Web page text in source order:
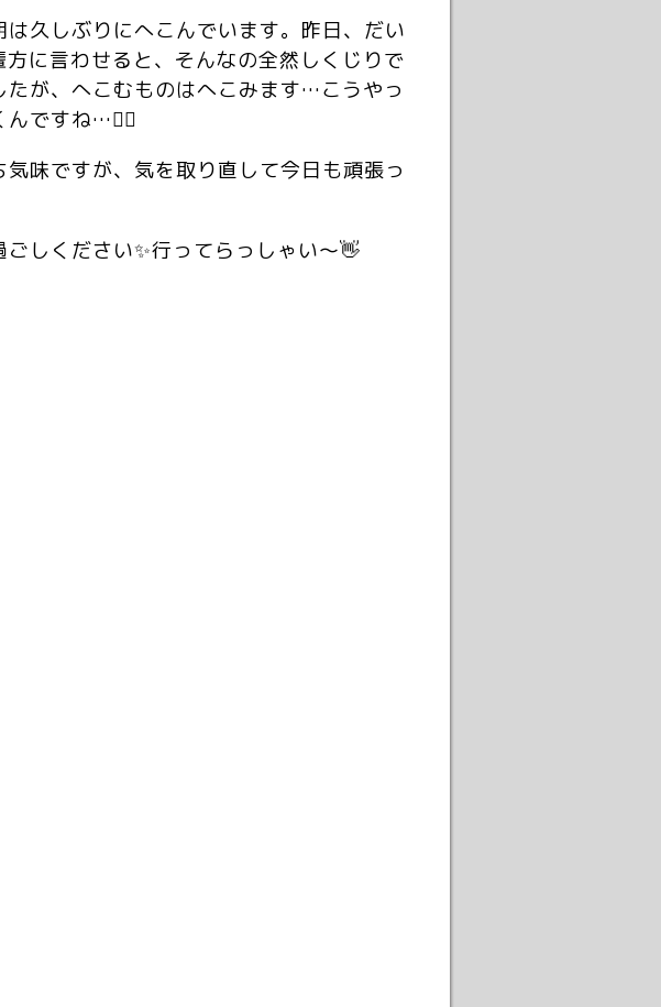
久しぶりにへこんでいます。昨日、だい
に言わせると、そんなの全然しくじりで
たが、へこむものはへこみます…こうやっ
ですね…😮‍💨
味ですが、気を取り直して今日も頑張っ
しください✨行ってらっしゃい〜👋